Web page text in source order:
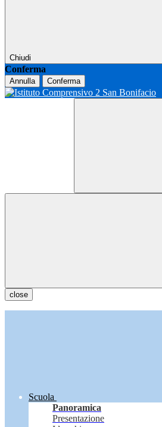
Chiudi
Conferma
Annulla Conferma
close
Scuola
Panoramica
Presentazione